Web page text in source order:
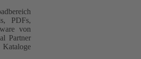
PDFs,
von
Partner